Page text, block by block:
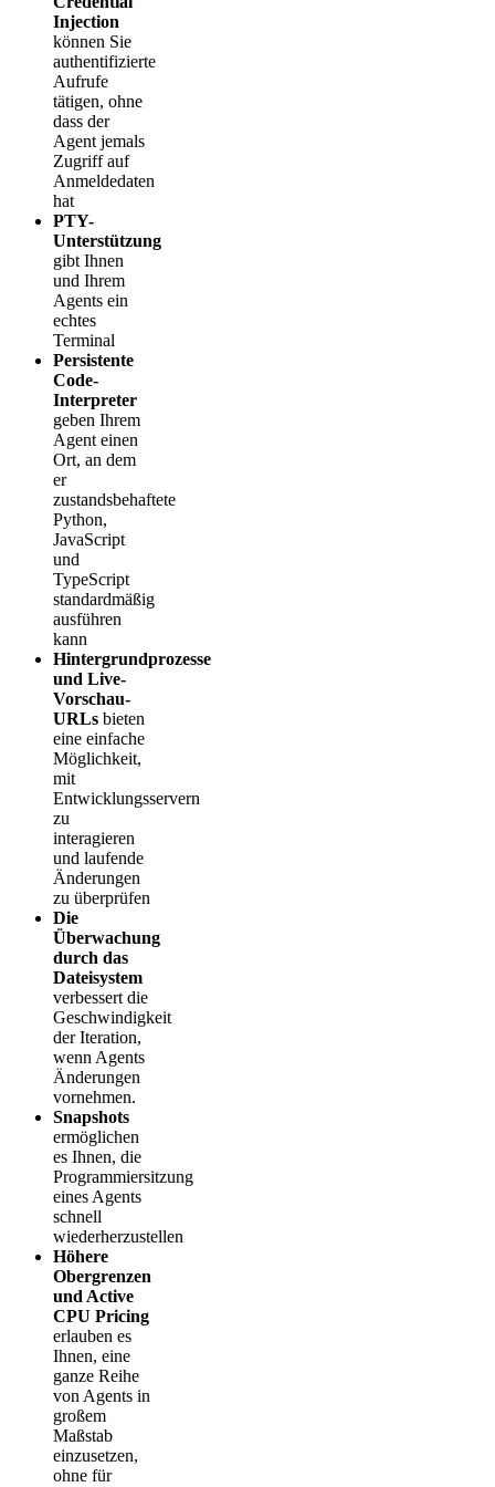
Injection
können Sie
authentifizierte
Aufrufe
tätigen, ohne
dass der
Agent jemals
Zugriff auf
Anmeldedaten
hat
PTY-
Unterstützung
gibt Ihnen
und Ihrem
Agents ein
echtes
Terminal
Persistente
Code-
Interpreter
geben Ihrem
Agent einen
Ort, an dem
er
zustandsbehaftete
Python,
JavaScript
und
TypeScript
standardmäßig
ausführen
kann
Hintergrundprozesse
und Live-
Vorschau-
URLs bieten
eine einfache
Möglichkeit,
mit
Entwicklungsservern
zu
interagieren
und laufende
Änderungen
zu überprüfen
Die
Überwachung
durch das
Dateisystem
verbessert die
Geschwindigkeit
der Iteration,
wenn Agents
Änderungen
vornehmen.
Snapshots
ermöglichen
es Ihnen, die
Programmiersitzung
eines Agents
schnell
wiederherzustellen
Höhere
Obergrenzen
und Active
CPU Pricing
erlauben es
Ihnen, eine
ganze Reihe
von Agents in
großem
Maßstab
einzusetzen,
ohne für